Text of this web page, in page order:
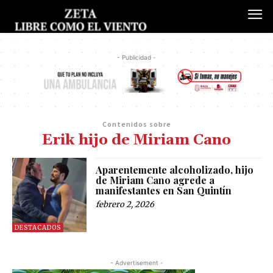
- Publicidad -
Contenidos sobre
Erik hijo de Miriam Cano
DESTACADOS
Aparentemente alcoholizado, hijo
de Miriam Cano agrede a
manifestantes en San Quintín
febrero 2, 2026
- Advertisement -